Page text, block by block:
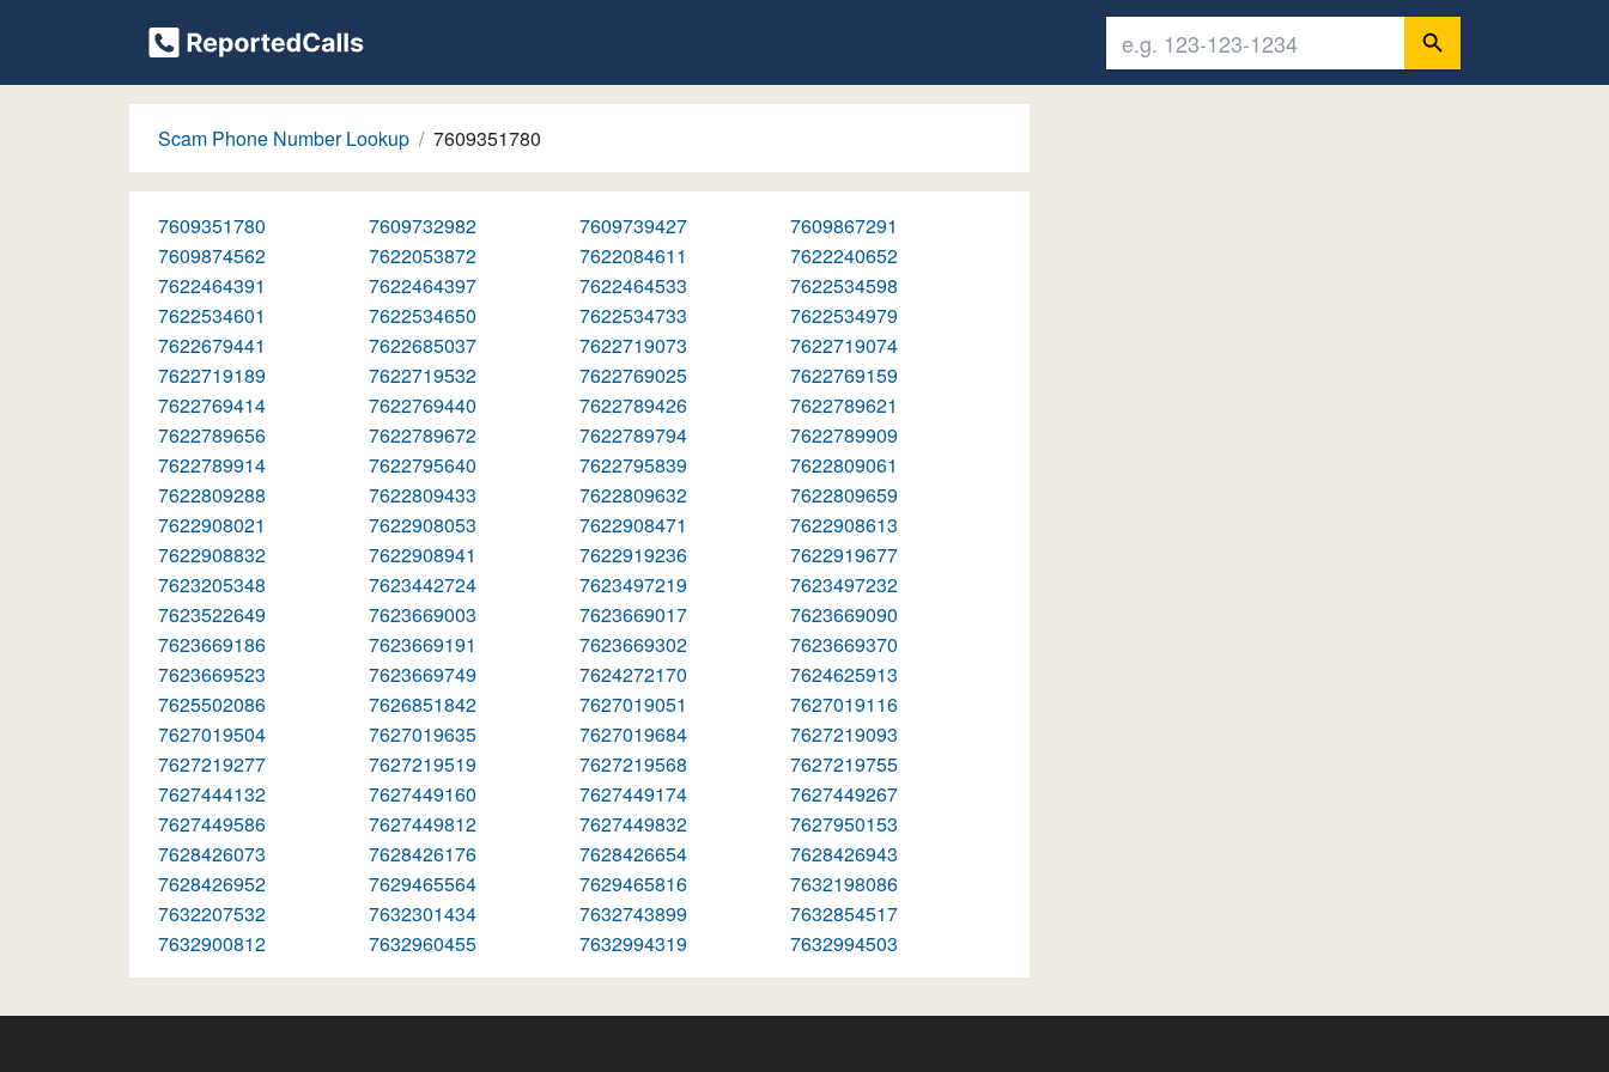
Scam Phone Number Lookup 7609351780
7609351780 7609732982 7609739427
7609867291
7609874562
7622053872 7622084611
7622240652
7622464391
7622464397 7622464533
7622534598
7622534601
7622534650 7622534733
7622534979
7622679441
7622685037 7622719073
7622719074
7622719189
7622719532 7622769025
7622769159
7622769414
7622769440 7622789426
7622789621
7622789656
7622789672 7622789794
7622789909
7622789914
7622795640 7622795839
7622809061
7622809288
7622809433 7622809632
7622809659
7622908021
7622908053 7622908471
7622908613
7622908832
7622908941 7622919236
7622919677
7623205348
7623442724 7623497219
7623497232
7623522649
7623669003 7623669017
7623669090
7623669186
7623669191 7623669302
7623669370
7623669523
7623669749 7624272170
7624625913
7625502086
7626851842 7627019051
7627019116
7627019504
7627019635 7627019684
7627219093
7627219277
7627219519 7627219568
7627219755
7627444132
7627449160 7627449174
7627449267
7627449586
7627449812 7627449832
7627950153
7628426073
7628426176 7628426654
7628426943
7628426952
7629465564 7629465816
7632198086
7632207532
7632301434 7632743899
7632854517
7632900812
7632960455 7632994319 7632994503